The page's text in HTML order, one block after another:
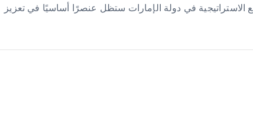
الاستراتيجية في دولة الإمارات ستظل عنصرًا أساسيًا في تعزيز